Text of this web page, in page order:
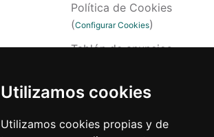
Utilizamos cookies
Utilizamos cookies propias y de
Política de Cookies
(Configurar Cookies)
Tablón de anuncios
Reclamaciones
Canal Interno